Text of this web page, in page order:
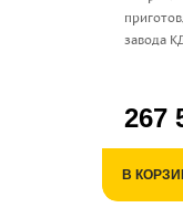
завода
267
В